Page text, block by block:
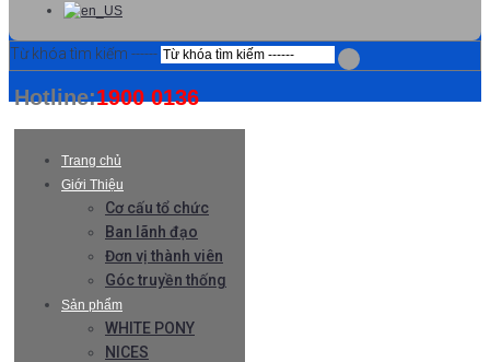
Từ khóa tìm kiếm ------
Hotline:1900 0136
Trang chủ
Giới Thiệu
Cơ cấu tổ chức
Ban lãnh đạo
Đơn vị thành viên
Góc truyền thống
Sản phẩm
WHITE PONY
NICES